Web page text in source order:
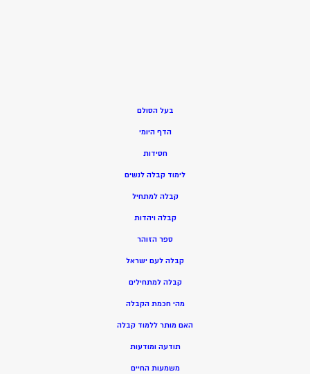
בעל הסולם
הדף היומי
חסידות
לימוד קבלה לנשים
קבלה למתחיל
קבלה ויהדות
ספר הזוהר
קבלה לעם ישראל
קבלה למתחילים
מהי חכמת הקבלה
האם מותר ללמוד קבלה
תודעה ומודעות
משמעות החיים